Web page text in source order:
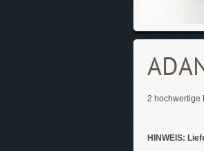
2 hochwertige
HINWEIS: